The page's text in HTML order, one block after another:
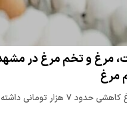
مرغ
اما همچنان قیمت آن بالاست.